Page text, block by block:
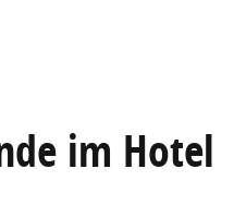
im Hotel